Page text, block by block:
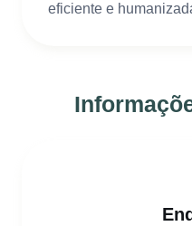
eficiente e